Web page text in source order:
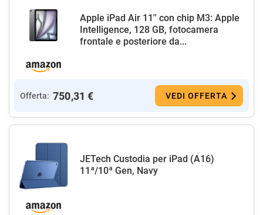
Apple iPad Air 11'' con chip M3: Apple
Intelligence, 128 GB, fotocamera
frontale e posteriore da...
Offerta: 750,31 € VEDI OFFERTA
JETech Custodia per iPad (A16)
11ª/10ª Gen, Navy